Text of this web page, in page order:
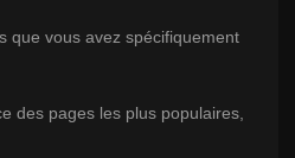
que vous avez spécifiquement
des pages les plus populaires,